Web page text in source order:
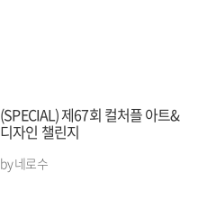
(SPECIAL) 제67회 컬처플 아트&
디자인 챌린지
by 네로수